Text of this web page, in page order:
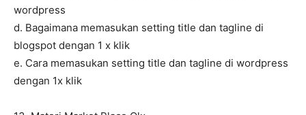
wordpress
d. Bagaimana memasukan setting title dan tagline di
blogspot dengan 1 x klik
e. Cara memasukan setting title dan tagline di wordpress
dengan 1x klik